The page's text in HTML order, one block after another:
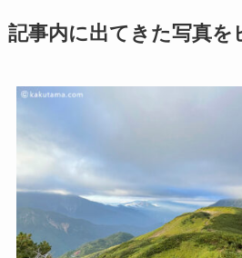
記事内に出てきた写真を